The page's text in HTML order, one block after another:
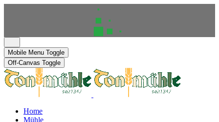
Mobile Menu Toggle
Off-Canvas Toggle
Home
Mühle